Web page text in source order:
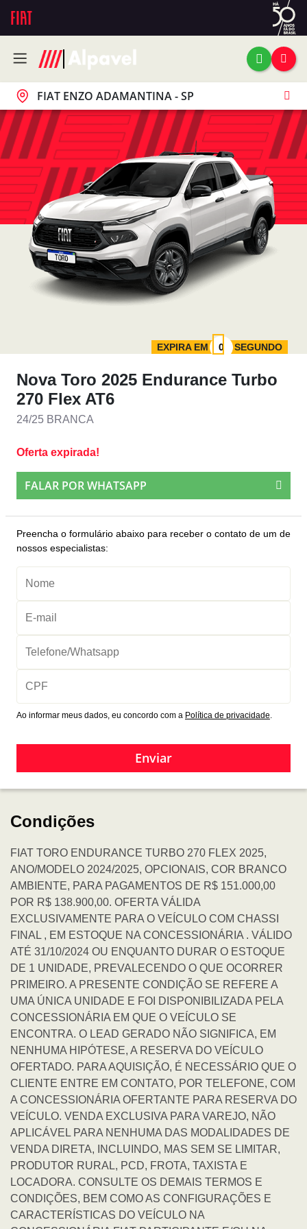
FIAT ENZO ADAMANTINA - SP
Condições
FIAT TORO ENDURANCE TURBO 270 FLEX 2025,
ANO/MODELO 2024/2025, OPCIONAIS, COR BRANCO
AMBIENTE, PARA PAGAMENTOS DE R$ 151.000,00
POR R$ 138.900,00. OFERTA VÁLIDA
EXCLUSIVAMENTE PARA O VEÍCULO COM CHASSI
FINAL , EM ESTOQUE NA CONCESSIONÁRIA . VÁLIDO
ATÉ 31/10/2024 OU ENQUANTO DURAR O ESTOQUE
DE 1 UNIDADE, PREVALECENDO O QUE OCORRER
PRIMEIRO. A PRESENTE CONDIÇÃO SE REFERE A
UMA ÚNICA UNIDADE E FOI DISPONIBILIZADA PELA
CONCESSIONÁRIA EM QUE O VEÍCULO SE
ENCONTRA. O LEAD GERADO NÃO SIGNIFICA, EM
NENHUMA HIPÓTESE, A RESERVA DO VEÍCULO
OFERTADO. PARA AQUISIÇÃO, É NECESSÁRIO QUE O
CLIENTE ENTRE EM CONTATO, POR TELEFONE, COM
A CONCESSIONÁRIA OFERTANTE PARA RESERVA DO
VEÍCULO. VENDA EXCLUSIVA PARA VAREJO, NÃO
APLICÁVEL PARA NENHUMA DAS MODALIDADES DE
VENDA DIRETA, INCLUINDO, MAS SEM SE LIMITAR,
PRODUTOR RURAL, PCD, FROTA, TAXISTA E
LOCADORA. CONSULTE OS DEMAIS TERMOS E
CONDIÇÕES, BEM COMO AS CONFIGURAÇÕES E
CARACTERÍSTICAS DO VEÍCULO NA
EXPIRA EM SEGUNDO
Nova Toro 2025 Endurance Turbo
270 Flex AT6
24/25 BRANCA
Oferta expirada!
FALAR POR WHATSAPP
Preencha o formulário abaixo para receber o contato de um de
nossos especialistas:
Ao informar meus dados, eu concordo com a Política de privacidade
Enviar